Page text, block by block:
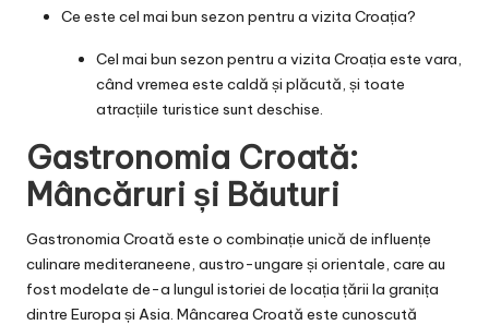
Ce este cel mai bun sezon pentru a vizita Croația?
Cel mai bun sezon pentru a vizita Croația este vara,
când vremea este caldă și plăcută, și toate
atracțiile turistice sunt deschise.
Gastronomia Croată:
Mâncăruri și Băuturi
Gastronomia Croată este o combinație unică de influențe
culinare mediteraneene, austro-ungare și orientale, care au
fost modelate de-a lungul istoriei de locația țării la granița
dintre Europa și Asia. Mâncarea Croată este cunoscută